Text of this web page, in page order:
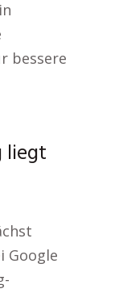
bessere
liegt
Google